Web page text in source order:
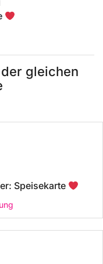
gleichen
Speisekarte